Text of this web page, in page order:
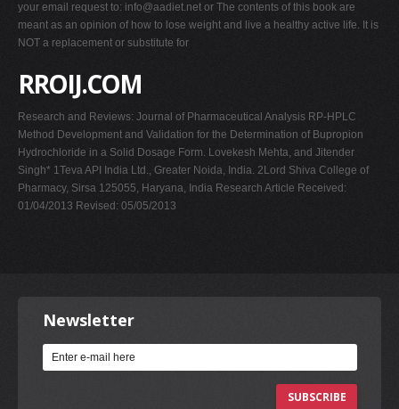
your email request to: info@aadiet.net or The contents of this book are
meant as an opinion of how to lose weight and live a healthy active life. It is
NOT a replacement or substitute for
RROIJ.COM
Research and Reviews: Journal of Pharmaceutical Analysis RP-HPLC
Method Development and Validation for the Determination of Bupropion
Hydrochloride in a Solid Dosage Form. Lovekesh Mehta, and Jitender
Singh* 1Teva API India Ltd., Greater Noida, India. 2Lord Shiva College of
Pharmacy, Sirsa 125055, Haryana, India Research Article Received:
01/04/2013 Revised: 05/05/2013
Newsletter
SUBSCRIBE